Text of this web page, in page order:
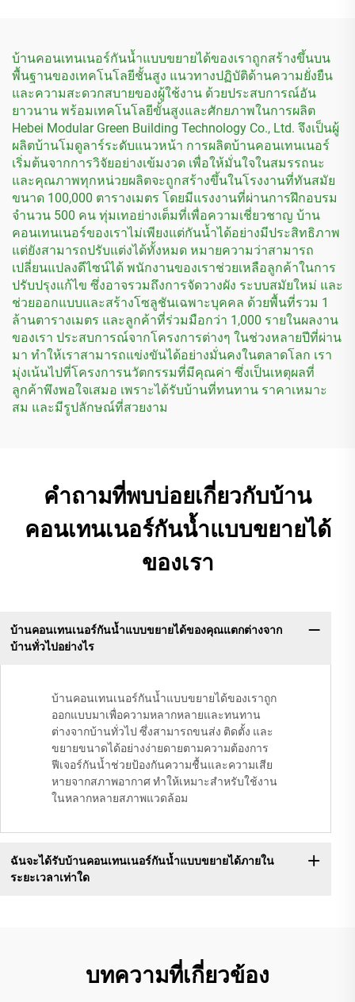
บ้านคอนเทนเนอร์กันน้ำแบบขยายได้ของเราถูกสร้างขึ้นบน
พื้นฐานของเทคโนโลยีชั้นสูง แนวทางปฏิบัติด้านความยั่งยืน
และความสะดวกสบายของผู้ใช้งาน ด้วยประสบการณ์อัน
ยาวนาน พร้อมเทคโนโลยีขั้นสูงและศักยภาพในการผลิต
Hebei Modular Green Building Technology Co., Ltd. จึงเป็นผู้
ผลิตบ้านโมดูลาร์ระดับแนวหน้า การผลิตบ้านคอนเทนเนอร์
เริ่มต้นจากการวิจัยอย่างเข้มงวด เพื่อให้มั่นใจในสมรรถนะ
และคุณภาพทุกหน่วยผลิตจะถูกสร้างขึ้นในโรงงานที่ทันสมัย
ขนาด 100,000 ตารางเมตร โดยมีแรงงานที่ผ่านการฝึกอบรม
จำนวน 500 คน ทุ่มเทอย่างเต็มที่เพื่อความเชี่ยวชาญ บ้าน
คอนเทนเนอร์ของเราไม่เพียงแต่กันน้ำได้อย่างมีประสิทธิภาพ
แต่ยังสามารถปรับแต่งได้ทั้งหมด หมายความว่าสามารถ
เปลี่ยนแปลงดีไซน์ได้ พนักงานของเราช่วยเหลือลูกค้าในการ
ปรับปรุงแก้ไข ซึ่งอาจรวมถึงการจัดวางผัง ระบบสมัยใหม่ และ
ช่วยออกแบบและสร้างโซลูชันเฉพาะบุคคล ด้วยพื้นที่รวม 1
ล้านตารางเมตร และลูกค้าที่ร่วมมือกว่า 1,000 รายในผลงาน
ของเรา ประสบการณ์จากโครงการต่างๆ ในช่วงหลายปีที่ผ่าน
มา ทำให้เราสามารถแข่งขันได้อย่างมั่นคงในตลาดโลก เรา
มุ่งเน้นไปที่โครงการนวัตกรรมที่มีคุณค่า ซึ่งเป็นเหตุผลที่
ลูกค้าพึงพอใจเสมอ เพราะได้รับบ้านที่ทนทาน ราคาเหมาะ
สม และมีรูปลักษณ์ที่สวยงาม
คำถามที่พบบ่อยเกี่ยวกับบ้าน
คอนเทนเนอร์กันน้ำแบบขยายได้
ของเรา
บ้านคอนเทนเนอร์กันน้ำแบบขยายได้ของคุณแตกต่างจาก
บ้านทั่วไปอย่างไร
บ้านคอนเทนเนอร์กันน้ำแบบขยายได้ของเราถูก
ออกแบบมาเพื่อความหลากหลายและทนทาน
ต่างจากบ้านทั่วไป ซึ่งสามารถขนส่ง ติดตั้ง และ
ขยายขนาดได้อย่างง่ายดายตามความต้องการ
ฟีเจอร์กันน้ำช่วยป้องกันความชื้นและความเสีย
หายจากสภาพอากาศ ทำให้เหมาะสำหรับใช้งาน
ในหลากหลายสภาพแวดล้อม
ฉันจะได้รับบ้านคอนเทนเนอร์กันน้ำแบบขยายได้ภายใน
ระยะเวลาเท่าใด
บทความที่เกี่ยวข้อง